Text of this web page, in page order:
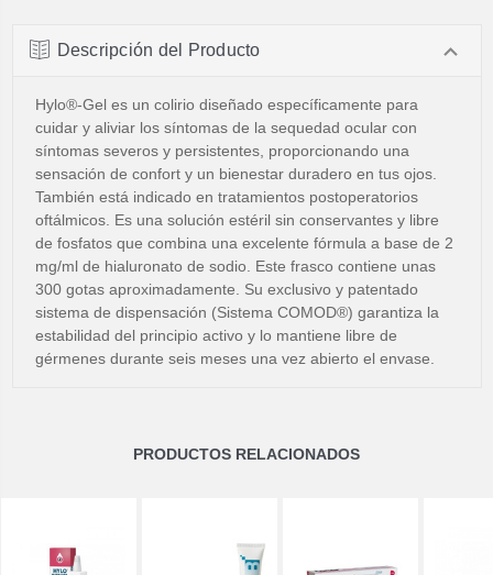
Descripción del Producto
Hylo®-Gel es un colirio diseñado específicamente para
cuidar y aliviar los síntomas de la sequedad ocular con
síntomas severos y persistentes, proporcionando una
sensación de confort y un bienestar duradero en tus ojos.
También está indicado en tratamientos postoperatorios
oftálmicos. Es una solución estéril sin conservantes y libre
de fosfatos que combina una excelente fórmula a base de 2
mg/ml de hialuronato de sodio. Este frasco contiene unas
300 gotas aproximadamente.
Su exclusivo y patentado
sistema de dispensación (Sistema COMOD®) garantiza la
estabilidad del principio activo y lo mantiene libre de
gérmenes durante seis meses una vez abierto el envase.
PRODUCTOS RELACIONADOS